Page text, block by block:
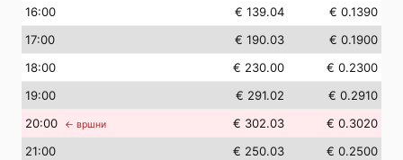
16:00 € 139.04
€ 0.1390
17:00 € 190.03
€ 0.1900
18:00 € 230.00
€ 0.2300
19:00 € 291.02
€ 0.2910
20:00 ← вршни € 302.03
€ 0.3020
21:00 € 250.03
€ 0.2500